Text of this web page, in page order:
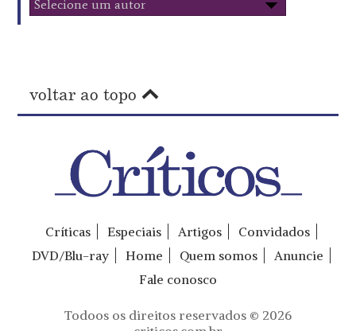
voltar ao topo
Críticas Especiais Artigos
Convidados
DVD/Blu-ray
Home Quem somos
Anuncie
Fale conosco
Todoos os direitos reservados © 2026